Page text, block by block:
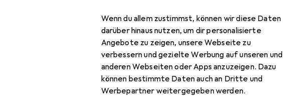
Wenn du allem zustimmst, können wir diese Daten
darüber hinaus nutzen, um dir personalisierte
Angebote zu zeigen, unsere Webseite zu
verbessern und gezielte Werbung auf unseren und
anderen Webseiten oder Apps anzuzeigen. Dazu
können bestimmte Daten auch an Dritte und
Werbepartner weitergegeben werden.